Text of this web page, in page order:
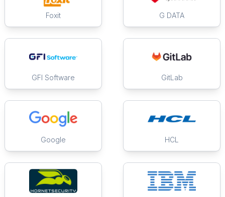
Foxit G DATA
GFI Software GitLab
Google HCL